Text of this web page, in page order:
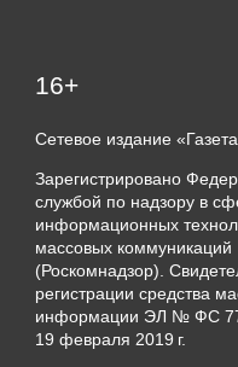
16+
Сетевое издание
Зарегистрировано
службой по надзору в
информационных
массовых коммуникаций
(Роскомнадзор).
регистрации средства
информации ЭЛ № ФС
19 февраля 2019 г.